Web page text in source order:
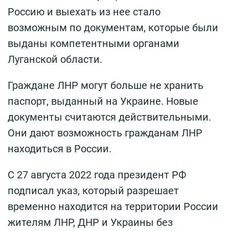
Россию и выехать из нее стало
возможным по документам, которые были
выданы компетентными органами
Луганской области.
Граждане ЛНР могут больше не хранить
паспорт, выданный на Украине. Новые
документы считаются действительными.
Они дают возможность гражданам ЛНР
находиться в России.
С 27 августа 2022 года президент РФ
подписал указ, который разрешает
временно находится на территории России
жителям ЛНР, ДНР и Украины без